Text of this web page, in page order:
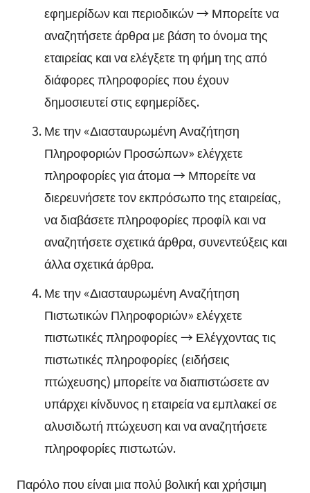
εφημερίδων και περιοδικών → Μπορείτε να
αναζητήσετε άρθρα με βάση το όνομα της
εταιρείας και να ελέγξετε τη φήμη της από
διάφορες πληροφορίες που έχουν
δημοσιευτεί στις εφημερίδες.
Με την «Διασταυρωμένη Αναζήτηση
Πληροφοριών Προσώπων» ελέγχετε
πληροφορίες για άτομα → Μπορείτε να
διερευνήσετε τον εκπρόσωπο της εταιρείας,
να διαβάσετε πληροφορίες προφίλ και να
αναζητήσετε σχετικά άρθρα, συνεντεύξεις και
άλλα σχετικά άρθρα.
Με την «Διασταυρωμένη Αναζήτηση
Πιστωτικών Πληροφοριών» ελέγχετε
πιστωτικές πληροφορίες → Ελέγχοντας τις
πιστωτικές πληροφορίες (ειδήσεις
πτώχευσης) μπορείτε να διαπιστώσετε αν
υπάρχει κίνδυνος η εταιρεία να εμπλακεί σε
αλυσιδωτή πτώχευση και να αναζητήσετε
πληροφορίες πιστωτών.
Παρόλο που είναι μια πολύ βολική και χρήσιμη